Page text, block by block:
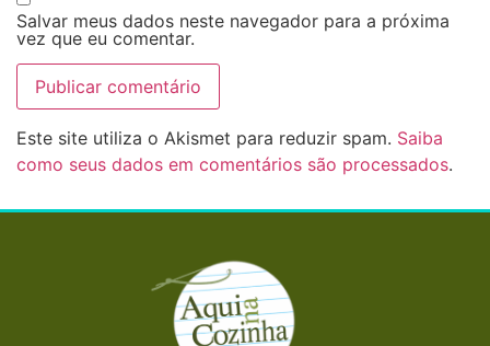
Salvar meus dados neste navegador para a próxima
vez que eu comentar.
Este site utiliza o Akismet para reduzir spam. Saiba
como seus dados em comentários são processados.